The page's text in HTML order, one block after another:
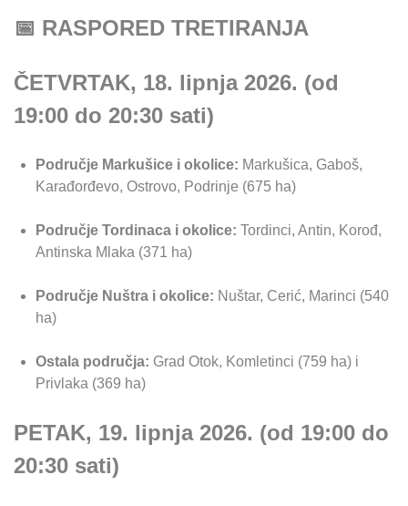
📅 RASPORED TRETIRANJA
ČETVRTAK, 18. lipnja 2026. (od
19:00 do 20:30 sati)
Područje Markušice i okolice: Markušica, Gaboš,
Karađorđevo, Ostrovo, Podrinje (675 ha)
Područje Tordinaca i okolice: Tordinci, Antin, Korođ,
Antinska Mlaka (371 ha)
Područje Nuštra i okolice: Nuštar, Cerić, Marinci (540
ha)
Ostala područja: Grad Otok, Komletinci (759 ha) i
Privlaka (369 ha)
PETAK, 19. lipnja 2026. (od 19:00 do
20:30 sati)